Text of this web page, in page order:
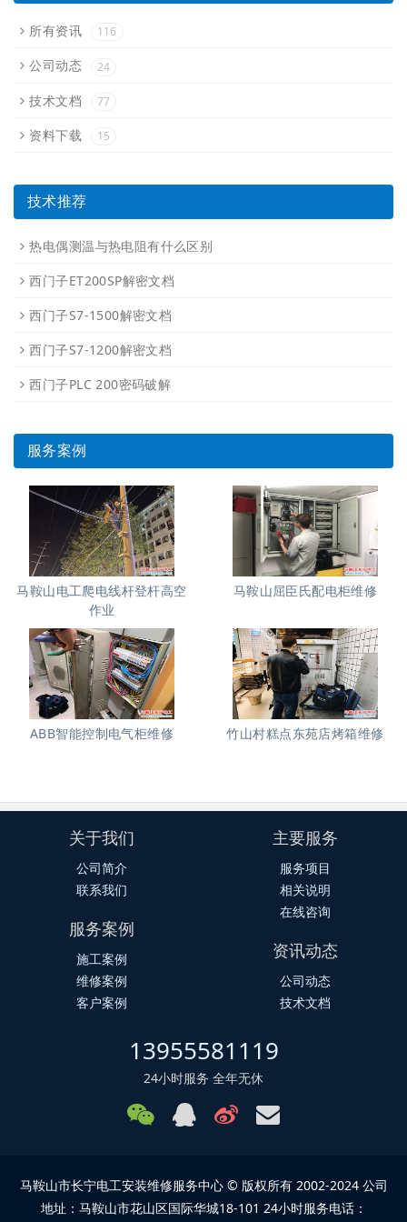
所有资讯 116
公司动态 24
技术文档 77
资料下载 15
技术推荐
热电偶测温与热电阻有什么区别
西门子ET200SP解密文档
西门子S7-1500解密文档
西门子S7-1200解密文档
西门子PLC 200密码破解
服务案例
马鞍山电工爬电线杆登杆高空
作业
马鞍山屈臣氏配电柜维修
ABB智能控制电气柜维修 竹山村糕点东苑店烤箱维修
关于我们
公司简介
联系我们
主要服务
服务项目
相关说明
在线咨询
服务案例
施工案例
维修案例
客户案例
资讯动态
公司动态
技术文档
13955581119
24小时服务 全年无休
马鞍山市长宁电工安装维修服务中心 © 版权所有 2002-2024 公司
地址：马鞍山市花山区国际华城18-101 24小时服务电话：